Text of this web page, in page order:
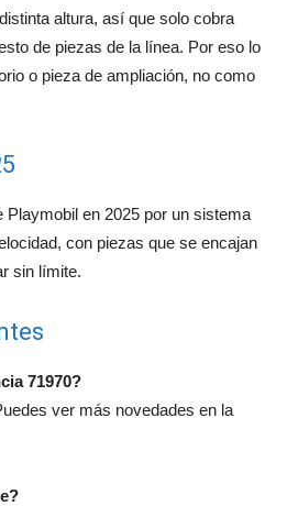
altura, así que solo cobra
de piezas de la línea. Por eso lo
o pieza de ampliación, no como
Playmobil en 2025 por un sistema
con piezas que se encajan
sin límite.
71970?
ver más novedades en la